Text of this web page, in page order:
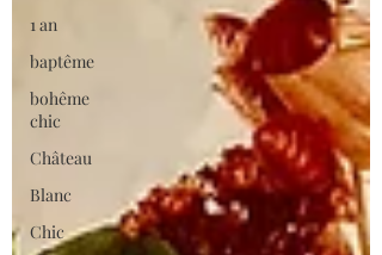
1 an
baptême
bohême
chic
Château
Blanc
Chic